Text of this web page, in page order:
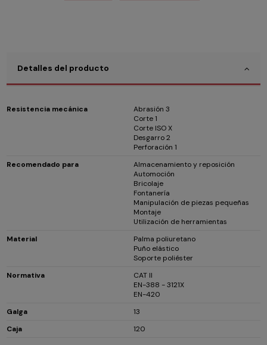
Detalles del producto
Resistencia mecánica
Abrasión 3
Corte 1
Corte ISO X
Desgarro 2
Perforación 1
Recomendado para
Almacenamiento y reposición
Automoción
Bricolaje
Fontanería
Manipulación de piezas pequeñas
Montaje
Utilización de herramientas
Material
Palma poliuretano
Puño elástico
Soporte poliéster
Normativa
CAT II
EN-388 - 3121X
EN-420
Galga
13
Caja
120